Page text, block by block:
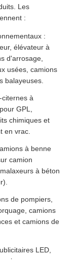
Les
:
:
élévateur à
d'arrosage,
usées, camions
balayeuses.
à
GPL,
chimiques et
en vrac.
à benne
camion
à béton
de pompiers,
camions
et camions de
LED,